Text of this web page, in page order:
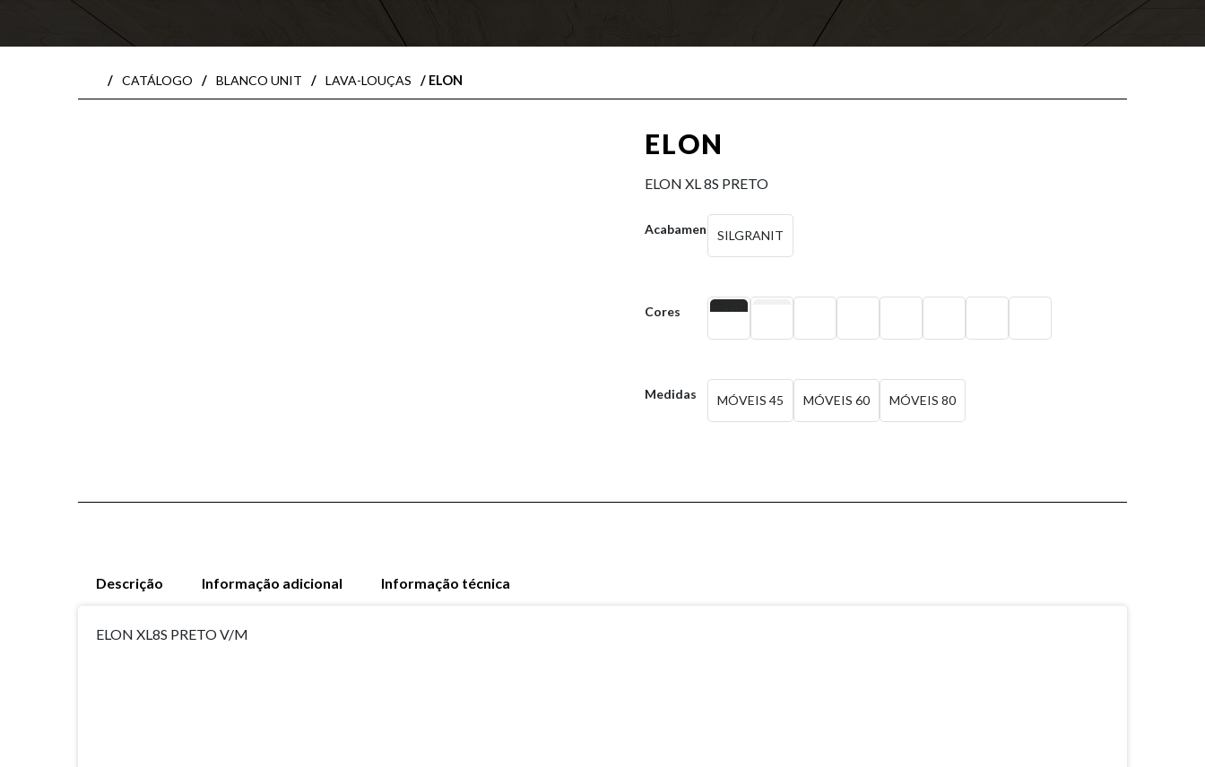
/ CATÁLOGO / BLANCO UNIT / LAVA-LOUÇAS / ELON
ELON
ELON XL 8S PRETO
AcabamentosSILGRANIT
Cores
Medidas MÓVEIS 45 MÓVEIS 60 MÓVEIS 80
Descrição Informação adicional Informação técnica
ELON XL8S PRETO V/M